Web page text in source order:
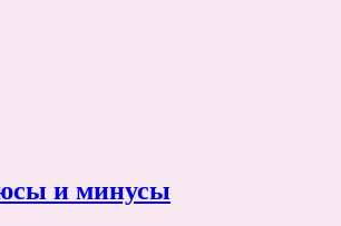
и минусы